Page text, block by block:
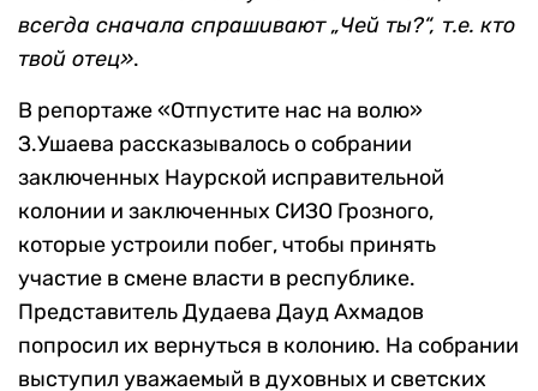
чеченцам истинные имена, а не
«исковерканные в эпоху стирания граней
Асламбек, меня, соответственно, Асламбека
Мохьмад, а не Амиров Мухмет Асламбекович,
как по нынешним документам. У чеченцев
всегда сначала спрашивают „Чей ты?“, т.е. кто
твой отец».
В репортаже «Отпустите нас на волю»
З.Ушаева рассказывалось о собрании
заключенных Наурской исправительной